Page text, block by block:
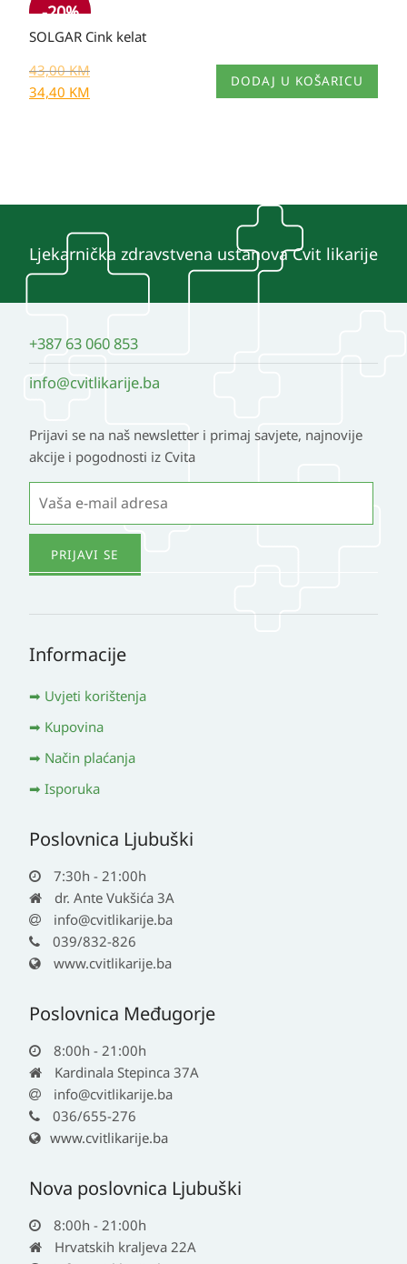
-20%
SOLGAR Cink kelat
43,00KM
34,40 KM
DODAJ U KOŠARICU
Ljekarnička zdravstvena ustanova Cvit likarije
+387 63 060 853
info@cvitlikarije.ba
Prijavi se na naš newsletter i primaj savjete, najnovije
akcije i pogodnosti iz Cvita
Informacije
Uvjeti korištenja
Kupovina
Način plaćanja
Isporuka
Poslovnica Ljubuški
7:30h - 21:00h
dr. Ante Vukšića 3A
info@cvitlikarije.ba
039/832-826
www.cvitlikarije.ba
Poslovnica Međugorje
8:00h - 21:00h
Kardinala Stepinca 37A
info@cvitlikarije.ba
036/655-276
www.cvitlikarije.ba
Nova poslovnica Ljubuški
8:00h - 21:00h
Hrvatskih kraljeva 22A